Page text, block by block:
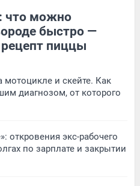
что можно
быстро —
пиццы
мотоцикле и скейте. Как
диагнозом, от которого
откровения экс-рабочего
по зарплате и закрытии